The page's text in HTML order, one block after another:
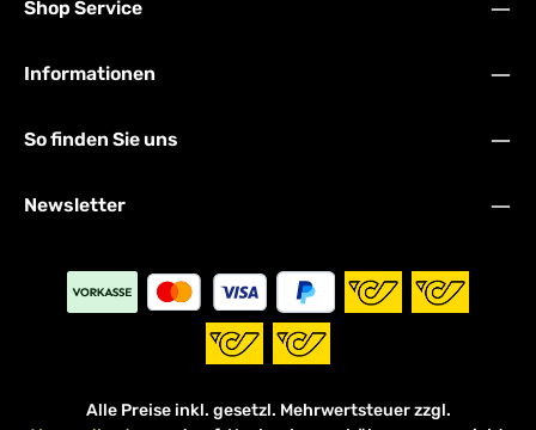
Shop Service
Informationen
So finden Sie uns
Newsletter
Alle Preise inkl. gesetzl. Mehrwertsteuer zzgl.